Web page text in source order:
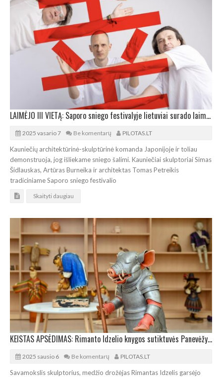
LAIMĖJO III VIETĄ: Saporo sniego festivalyje lietuviai surado laimę skulptūroje
2025 vasario 7 Be komentarų PILOTAS.LT
Kauniečių architektūrinė-skulptūrinė komanda Japonijoje ir toliau
demonstruoja, jog išliekame sniego šalimi. Kauniečiai skulptoriai Simas
Šidlauskas, Artūras Burneika ir architektas Tomas Petreikis
tradiciniame Saporo sniego festivalio
Skaityti daugiau
KEISTAS APSĖDIMAS: Rimanto Idzelio knygos sutiktuvės Panevėžyje
2025 sausio 6 Be komentarų PILOTAS.LT
Savamokslis skulptorius, medžio drožėjas Rimantas Idzelis garsėjo